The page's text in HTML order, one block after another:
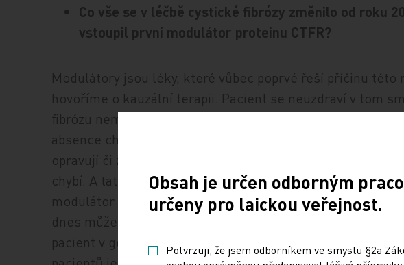
Co vše se v léčbě cystické fibrózy změnilo od roku
vstoupil první modulátor proteinu CTFR?
Modulátory jsou léky, které vůbec poprvé řeší příčinu této
hovoříme o kauzální terapii. Pacient se neuzdraví v tom
fibrózu neměl, ale cílíme na základní patofyziologický
absence chloridového kanálku na membránách buněk.
opravují či znovu vytvářejí, takže navracejí pacientům to,
chybí. A tato léčba je vysoce úspěšná. Od roku 2012, kdy
modulátor ivakaftor, se podařilo tuto přelomovou terapii
dnes může využít mnohem více pacientů. Záleží na tom,
pacient v genu má, k jakému defektu kanálků ta která
Obsah je určen odborným
určeny pro laickou veřejnost.
Potvrzuji, že jsem odborníkem ve smyslu §2a